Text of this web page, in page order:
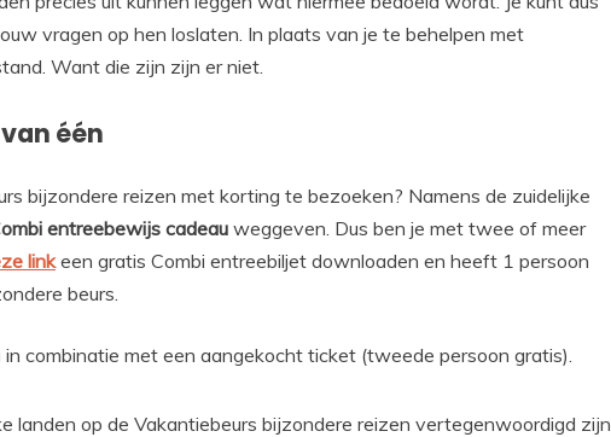
vragen op hen loslaten. In plaats van je te behelpen met
Want die zijn zijn er niet.
één
bijzondere reizen met korting te bezoeken? Namens de zuidelijke
entreebewijs cadeau weggeven. Dus ben je met twee of meer
linkeen gratis Combi entreebiljet downloaden en heeft 1 persoon
beurs.
combinatie met een aangekocht ticket (tweede persoon gratis).
landen op de Vakantiebeurs bijzondere reizen vertegenwoordigd zijn,